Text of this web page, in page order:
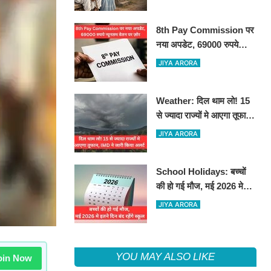
Now
8th Pay Commission पर
नया अपडेट, 69000 रुपये
न्यूनतम वेतन पर ज़ोर
JIYA ARORA
Weather: दिल थाम लो! 15
से ज्यादा राज्यों मे आएगा तूफान,
IMD ने जारी किया अलर्ट
JIYA ARORA
School Holidays: बच्चों
की हो गई मौज, मई 2026 मे
इतने दिन बंद रहेंगे स्कूल
JIYA ARORA
YOU MAY ALSO LIKE